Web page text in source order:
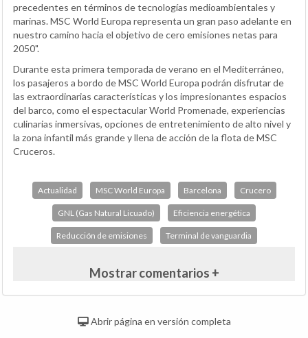
precedentes en términos de tecnologías medioambientales y
marinas. MSC World Europa representa un gran paso adelante en
nuestro camino hacia el objetivo de cero emisiones netas para
2050".
Durante esta primera temporada de verano en el Mediterráneo,
los pasajeros a bordo de MSC World Europa podrán disfrutar de
las extraordinarias características y los impresionantes espacios
del barco, como el espectacular World Promenade, experiencias
culinarias inmersivas, opciones de entretenimiento de alto nivel y
la zona infantil más grande y llena de acción de la flota de MSC
Cruceros.
Actualidad MSC World Europa Barcelona Crucero
GNL (Gas Natural Licuado) Eficiencia energética
Reducción de emisiones Terminal de vanguardia
Mostrar comentarios +
Abrir página en versión completa